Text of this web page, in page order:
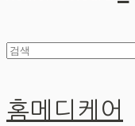
홈메디케어